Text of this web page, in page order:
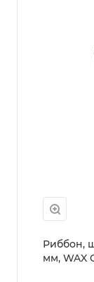
Риббон,
мм, WAX